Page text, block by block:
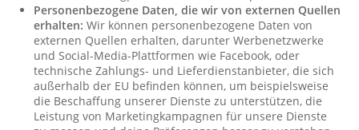
Personenbezogene Daten, die wir von externen Quellen
erhalten: Wir können personenbezogene Daten von
externen Quellen erhalten, darunter Werbenetzwerke
und Social-Media-Plattformen wie Facebook, oder
technische Zahlungs- und Lieferdienstanbieter, die sich
außerhalb der EU befinden können, um beispielsweise
die Beschaffung unserer Dienste zu unterstützen, die
Leistung von Marketingkampagnen für unsere Dienste